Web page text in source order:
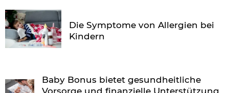
Die Symptome von Allergien bei
Kindern
Baby Bonus bietet gesundheitliche
Vorsorge und finanzielle Unterstützung